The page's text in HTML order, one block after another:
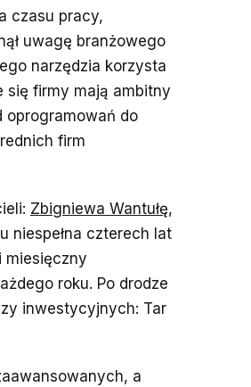
czasu pracy,
uwagę branżowego
narzędzia korzysta
się firmy mają ambitny
oprogramowań do
firm
Zbigniewa Wantułę,
niespełna czterech lat
miesięczny
roku. Po drodze
inwestycyjnych: Tar
a